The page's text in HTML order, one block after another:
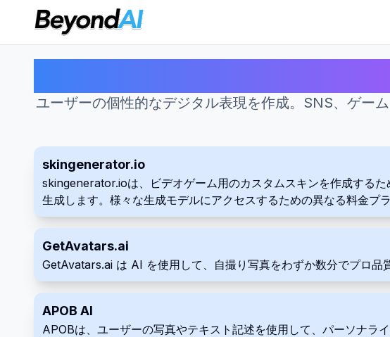
ユーザーの個性的なデジタル表現を作成。SNS、ゲー
skingenerator.io
skingenerator.ioは、ビデオゲーム用のカスタムスキンを作成する
生成します。様々な生成モデルにアクセスするための異なる料金プ
GetAvatars.ai
GetAvatars.ai は AI を使用して、自撮り写真をわずか数分でプロ品
APOB AI
APOBは、ユーザーの写真やテキスト記述を使用して、パーソナラ